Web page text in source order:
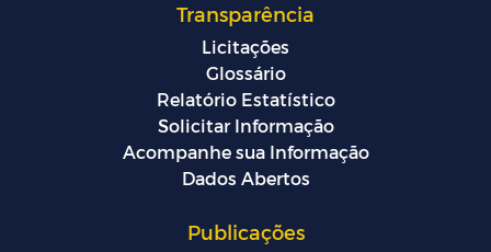
Transparência
Licitações
Glossário
Relatório Estatístico
Solicitar Informação
Acompanhe sua Informação
Dados Abertos
Publicações